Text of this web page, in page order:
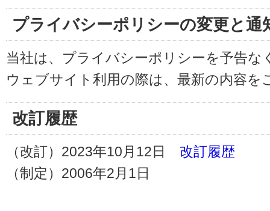
プライバシーポリシーの変更と通
当社は、プライバシーポリシーを予告
ウェブサイト利用の際は、最新の内容を
改訂履歴
（改訂）2023年10月12日 改訂履歴
（制定）2006年2月1日